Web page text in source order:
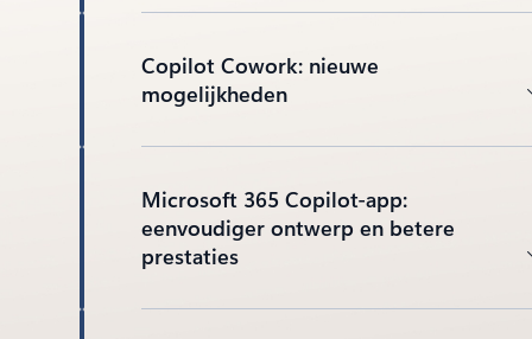
Copilot Cowork: nieuwe
mogelijkheden
Microsoft 365 Copilot-app:
eenvoudiger ontwerp en betere
prestaties